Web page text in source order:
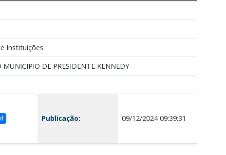
Instituições
DE PRESIDENTE KENNEDY
Publicação: 09/12/2024 09:39:31